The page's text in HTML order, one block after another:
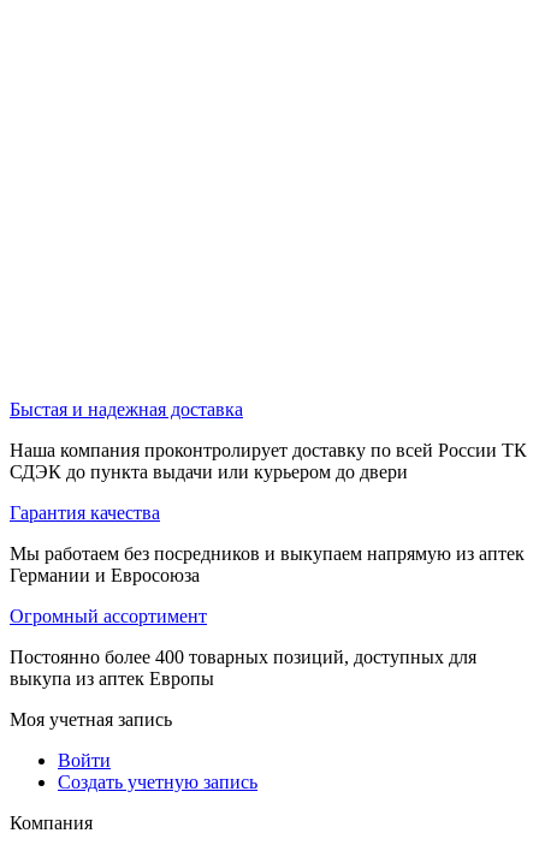
Быстая и надежная доставка
Наша компания проконтролирует доставку по всей России ТК
СДЭК до пункта выдачи или курьером до двери
Гарантия качества
Мы работаем без посредников и выкупаем напрямую из аптек
Германии и Евросоюза
Огромный ассортимент
Постоянно более 400 товарных позиций, доступных для
выкупа из аптек Европы
Моя учетная запись
Войти
Создать учетную запись
Компания